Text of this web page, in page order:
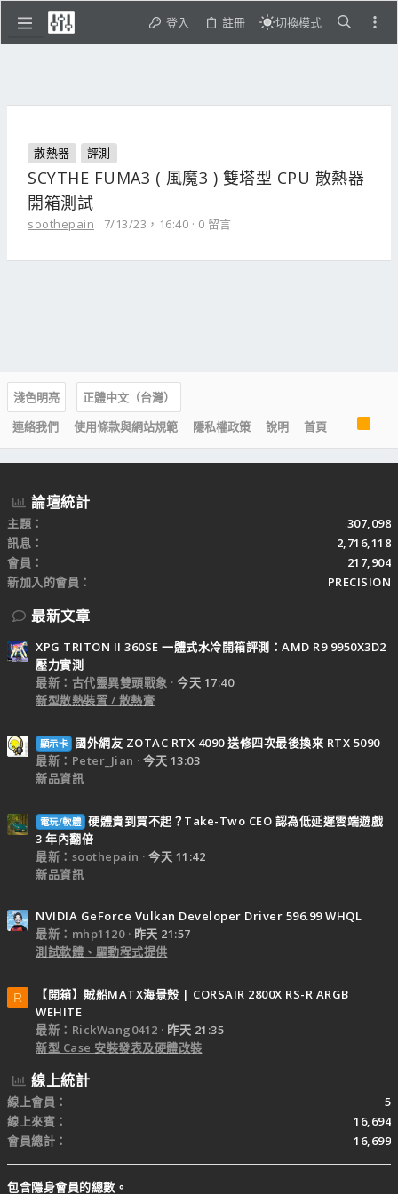
登入 註冊 切換模式
散熱器 評測
SCYTHE FUMA3 ( 風魔3 ) 雙塔型 CPU 散熱器
開箱測試
soothepain 7/13/23，16:40 0 留言
淺色明亮
正體中文（台灣）
連絡我們
使用條款與網站規範 隱私權政策 說明 首頁
R
S
S
論壇統計
主題
307,098
訊息
2,716,118
會員
217,904
新加入的會員
PRECISION
最新文章
XPG TRITON II 360SE 一體式水冷開箱評測：AMD R9 9950X3D2
壓力實測
最新：古代靈異雙頭戰象
今天 17:40
新型散熱裝置 / 散熱膏
顯示卡
國外網友 ZOTAC RTX 4090 送修四次最後換來 RTX 5090
最新：Peter_Jian
今天 13:03
新品資訊
電玩/軟體 硬體貴到買不起？Take-Two CEO 認為低延遲雲端遊戲
3 年內翻倍
最新：soothepain
今天 11:42
新品資訊
NVIDIA GeForce Vulkan Developer Driver 596.99 WHQL
最新：mhp1120
昨天 21:57
測試軟體、驅動程式提供
R
【開箱】賊船MATX海景殼 | CORSAIR 2800X RS-R ARGB
WEHITE
最新：RickWang0412
昨天 21:35
新型 Case 安裝發表及硬體改裝
線上統計
線上會員
5
線上來賓
16,694
會員總計
16,699
包含隱身會員的總數。